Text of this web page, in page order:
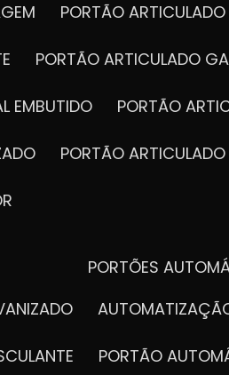
PORTÃO
PORTÃO ARTICULADO
EMBUTIDO PORTÃO
PORTÃO
PORTÕES
PORTÃO